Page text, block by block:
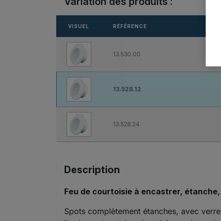
VISUEL RÉFÉRENCE
13.530.00
13.528.12
13.528.24
Description
Feu de courtoisie à encastrer,
Spots complètement étanches, avec